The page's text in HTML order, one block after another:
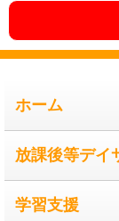
ホーム
放課後等デイ
学習支援